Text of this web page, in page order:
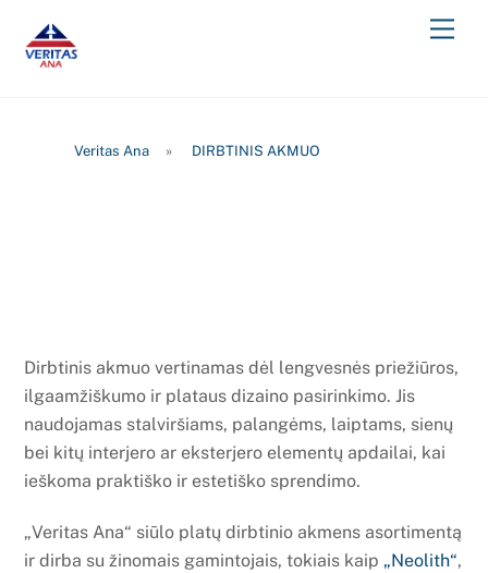
content
Veritas Ana » DIRBTINIS AKMUO
Dirbtinis akmuo vertinamas dėl lengvesnės priežiūros,
ilgaamžiškumo ir plataus dizaino pasirinkimo. Jis
naudojamas stalviršiams, palangėms, laiptams, sienų
bei kitų interjero ar eksterjero elementų apdailai, kai
ieškoma praktiško ir estetiško sprendimo.
„Veritas Ana“ siūlo platų dirbtinio akmens asortimentą
ir dirba su žinomais gamintojais, tokiais kaip„Neolith“,